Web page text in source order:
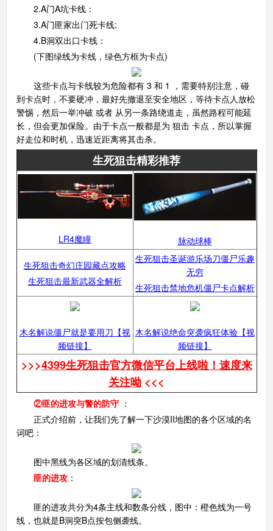
2.A门A坑卡线：
3.A门匪家出门死卡线:
4.B洞双出口卡线：
(下图绿线为卡线，绿色方框为卡点)
这些卡点与卡线较为危险都有 3 和 1 ，需要特别注意，碰
到卡点时，不要硬冲，最好先撤退至安全地区，等待卡点人放松
警惕，然后一举冲破 或者 从另一条路绕道走，虽然路程可能延
长，但会更加保险。由于卡点一般都是为 狙击 卡点，所以掌握
好走位和时机，迅速近距离将其击杀。
生死狙击精彩推荐
LR4魔瞳
脉动球棒
生死狙击奇幻庄园藏点攻略
生死狙击最新武器全解析
生死狙击圣诞游乐场刀僵尸乐趣
无穷
生死狙击禁地危机僵尸卡点解析
木名解说僵尸就是要用刀【视
频链接】
木名解说绝命突袭疯狂体验【视
频链接】
>>>4399生死狙击官方微信平台上线啦！速度来
关注呦 <<<
②匪的进攻与警的防守：
正式介绍前，让我们先了解一下沙漠II地图的各个区域的名
词吧：
图中黑线为各区域的划清线条。
匪的进攻：
匪的进攻共分为4条主线和数条分线，图中：橙色线为一号
线，也就是B洞突B点按包侧袭线。